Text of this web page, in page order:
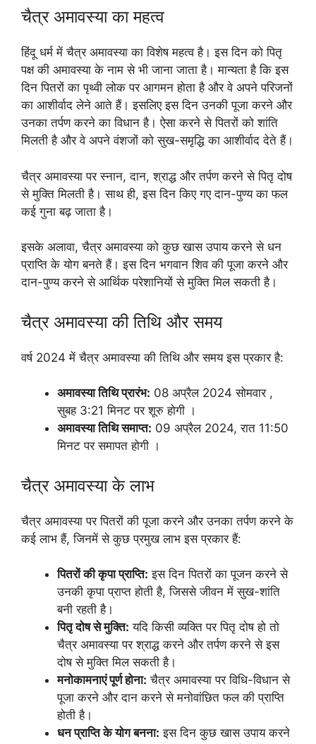
चैत्र अमावस्या का महत्व
हिंदू धर्म में चैत्र अमावस्या का विशेष महत्व है। इस दिन को पितृ
पक्ष की अमावस्या के नाम से भी जाना जाता है। मान्यता है कि इस
दिन पितरों का पृथ्वी लोक पर आगमन होता है और वे अपने परिजनों
का आशीर्वाद लेने आते हैं। इसलिए इस दिन उनकी पूजा करने और
उनका तर्पण करने का विधान है। ऐसा करने से पितरों को शांति
मिलती है और वे अपने वंशजों को सुख-समृद्धि का आशीर्वाद देते हैं।
चैत्र अमावस्या पर स्नान, दान, श्राद्ध और तर्पण करने से पितृ दोष
से मुक्ति मिलती है। साथ ही, इस दिन किए गए दान-पुण्य का फल
कई गुना बढ़ जाता है।
इसके अलावा, चैत्र अमावस्या को कुछ खास उपाय करने से धन
प्राप्ति के योग बनते हैं। इस दिन भगवान शिव की पूजा करने और
दान-पुण्य करने से आर्थिक परेशानियों से मुक्ति मिल सकती है।
चैत्र अमावस्या की तिथि और समय
वर्ष 2024 में चैत्र अमावस्या की तिथि और समय इस प्रकार है:
अमावस्या तिथि प्रारंभ: 08 अप्रैल 2024 सोमवार ,
सुबह 3:21 मिनट पर शूरु होगी ।
अमावस्या तिथि समाप्त: 09 अप्रैल 2024, रात 11:50
मिनट पर समापत होगी ।
चैत्र अमावस्या के लाभ
चैत्र अमावस्या पर पितरों की पूजा करने और उनका तर्पण करने के
कई लाभ हैं, जिनमें से कुछ प्रमुख लाभ इस प्रकार हैं:
पितरों की कृपा प्राप्ति: इस दिन पितरों का पूजन करने से
उनकी कृपा प्राप्त होती है, जिससे जीवन में सुख-शांति
बनी रहती है।
पितृ दोष से मुक्ति: यदि किसी व्यक्ति पर पितृ दोष हो तो
चैत्र अमावस्या पर श्राद्ध करने और तर्पण करने से इस
दोष से मुक्ति मिल सकती है।
मनोकामनाएं पूर्ण होना: चैत्र अमावस्या पर विधि-विधान से
पूजा करने और दान करने से मनोवांछित फल की प्राप्ति
होती है।
धन प्राप्ति के योग बनना: इस दिन कुछ खास उपाय करने